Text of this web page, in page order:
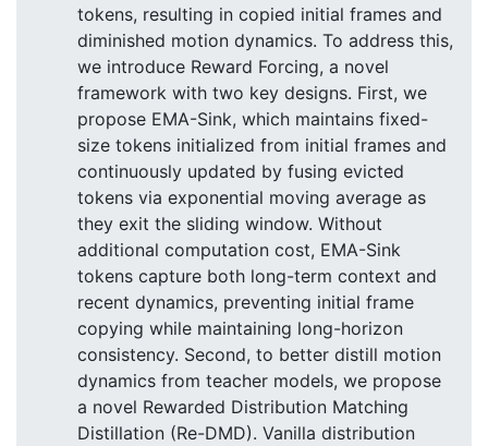
tokens, resulting in copied initial frames and
diminished motion dynamics. To address this,
we introduce Reward Forcing, a novel
framework with two key designs. First, we
propose EMA-Sink, which maintains fixed-
size tokens initialized from initial frames and
continuously updated by fusing evicted
tokens via exponential moving average as
they exit the sliding window. Without
additional computation cost, EMA-Sink
tokens capture both long-term context and
recent dynamics, preventing initial frame
copying while maintaining long-horizon
consistency. Second, to better distill motion
dynamics from teacher models, we propose
a novel Rewarded Distribution Matching
Distillation (Re-DMD). Vanilla distribution